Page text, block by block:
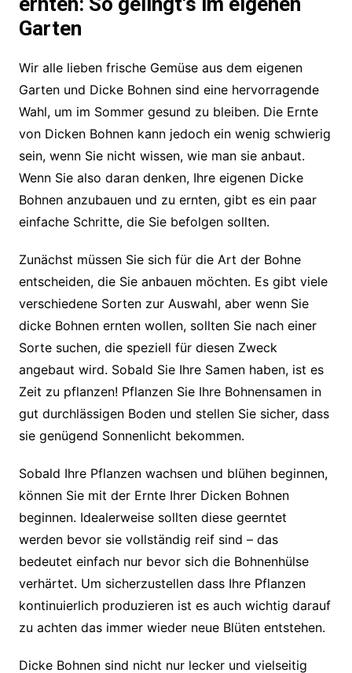
Garten
Wir alle lieben frische Gemüse aus dem eigenen
Garten und Dicke Bohnen sind eine hervorragende
Wahl, um im Sommer gesund zu bleiben. Die Ernte
von Dicken Bohnen kann jedoch ein wenig schwierig
sein, wenn Sie nicht wissen, wie man sie anbaut.
Wenn Sie also daran denken, Ihre eigenen Dicke
Bohnen anzubauen und zu ernten, gibt es ein paar
einfache Schritte, die Sie befolgen sollten.
Zunächst müssen Sie sich für die Art der Bohne
entscheiden, die Sie anbauen möchten. Es gibt viele
verschiedene Sorten zur Auswahl, aber wenn Sie
dicke Bohnen ernten wollen, sollten Sie nach einer
Sorte suchen, die speziell für diesen Zweck
angebaut wird. Sobald Sie Ihre Samen haben, ist es
Zeit zu pflanzen! Pflanzen Sie Ihre Bohnensamen in
gut durchlässigen Boden und stellen Sie sicher, dass
sie genügend Sonnenlicht bekommen.
Sobald Ihre Pflanzen wachsen und blühen beginnen,
können Sie mit der Ernte Ihrer Dicken Bohnen
beginnen. Idealerweise sollten diese geerntet
werden bevor sie vollständig reif sind – das
bedeutet einfach nur bevor sich die Bohnenhülse
verhärtet. Um sicherzustellen dass Ihre Pflanzen
kontinuierlich produzieren ist es auch wichtig darauf
zu achten das immer wieder neue Blüten entstehen.
Dicke Bohnen sind nicht nur lecker und vielseitig